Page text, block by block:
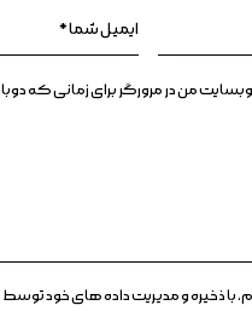
وبسایت من در مرورگر برای زمانی که
با ذخیره و مدیریت داده های خود